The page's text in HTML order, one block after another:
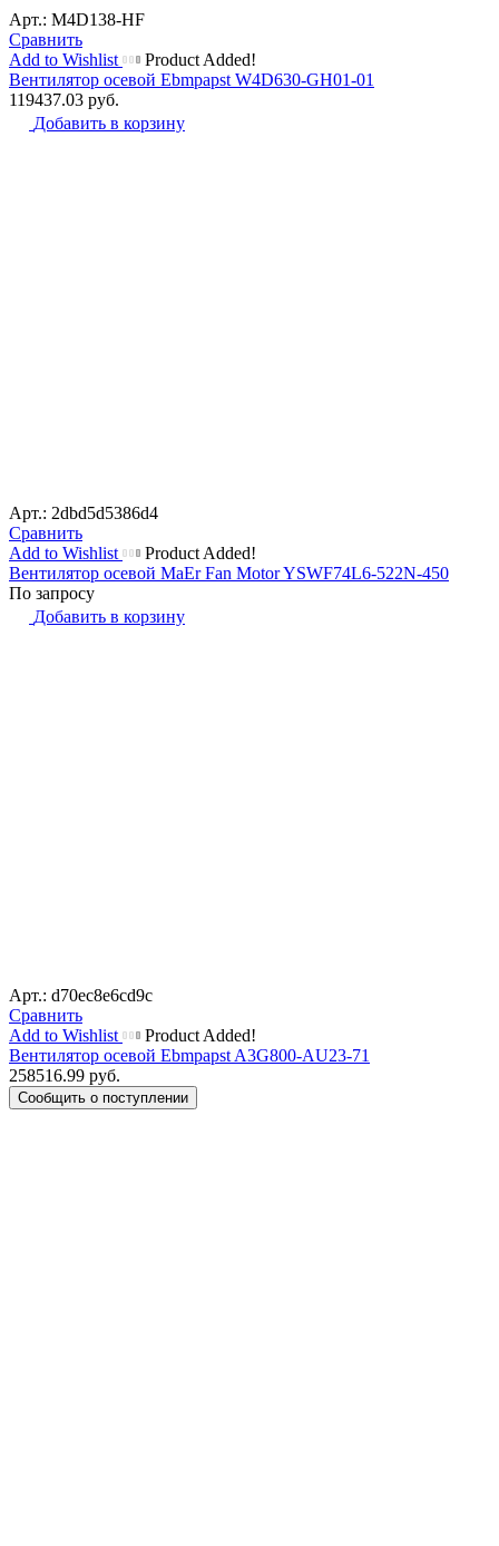
Арт.: M4D138-HF
Сравнить
Add to Wishlist
Product Added!
Вентилятор осевой Ebmpapst W4D630-GH01-01
119437.03 руб.
Добавить в корзину
Арт.: 2dbd5d5386d4
Сравнить
Add to Wishlist
Product Added!
Вентилятор осевой MaEr Fan Motor YSWF74L6-522N-450
По запросу
Добавить в корзину
Арт.: d70ec8e6cd9c
Сравнить
Add to Wishlist
Product Added!
Вентилятор осевой Ebmpapst A3G800-AU23-71
258516.99 руб.
Сообщить о поступлении